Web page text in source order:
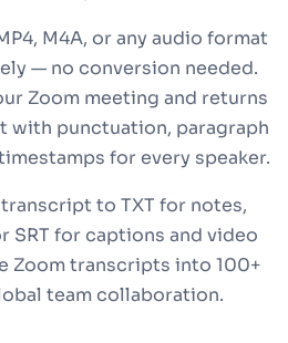
M4A, or any audio format
— no conversion needed.
Zoom meeting and returns
with punctuation, paragraph
for every speaker.
to TXT for notes,
SRT for captions and video
Zoom transcripts into 100+
team collaboration.